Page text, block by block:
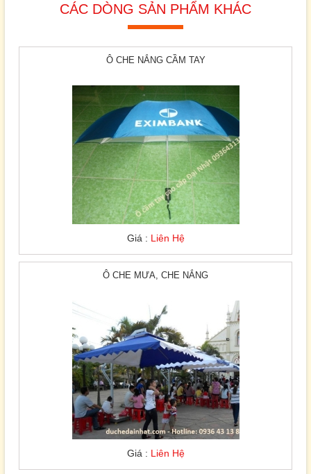
CÁC DÒNG SẢN PHẨM KHÁC
Ô CHE NẮNG CẦM TAY
Giá : Liên Hệ
Ô CHE MƯA, CHE NẮNG
Giá : Liên Hệ